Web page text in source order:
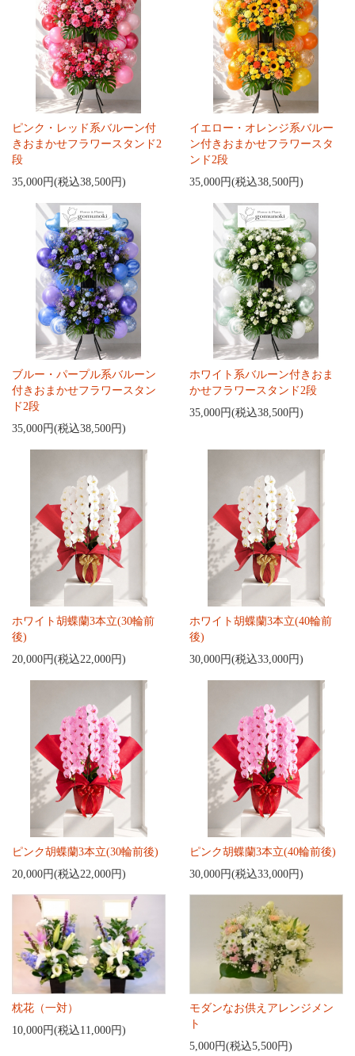
ピンク・レッド系バルーン付
きおまかせフラワースタンド2
段
35,000円(税込38,500円)
イエロー・オレンジ系バルー
ン付きおまかせフラワースタ
ンド2段
35,000円(税込38,500円)
ブルー・パープル系バルーン
付きおまかせフラワースタン
ド2段
35,000円(税込38,500円)
ホワイト系バルーン付きおま
かせフラワースタンド2段
35,000円(税込38,500円)
ホワイト胡蝶蘭3本立(30輪前
後)
20,000円(税込22,000円)
ホワイト胡蝶蘭3本立(40輪前
後)
30,000円(税込33,000円)
ピンク胡蝶蘭3本立(30輪前後)
20,000円(税込22,000円)
ピンク胡蝶蘭3本立(40輪前後)
30,000円(税込33,000円)
枕花（一対）
10,000円(税込11,000円)
モダンなお供えアレンジメン
ト
5,000円(税込5,500円)